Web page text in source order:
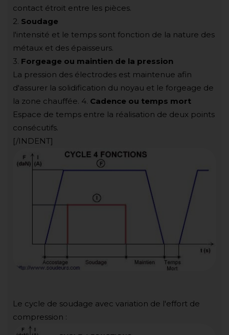
contact étroit entre les pièces.
2. Soudage
l'intensité et le temps sont fonction de la nature des
métaux et des épaisseurs.
3. Forgeage ou maintien de la pression
La pression des électrodes est maintenue afin
d'assurer la solidification du noyau et le forgeage de
la zone chauffée. 4. Cadence ou temps mort
Espace de temps entre la réalisation de deux points
consécutifs.
[/INDENT]
Le cycle de soudage avec variation de l'effort de
compression :